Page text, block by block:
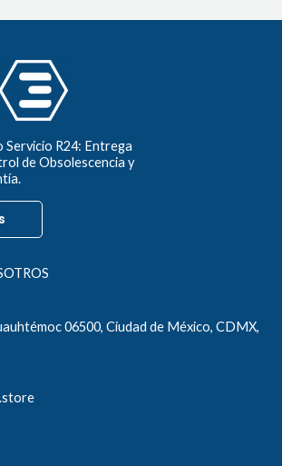
R24: Entrega
de Obsolescencia y
06500, Ciudad de México, CDMX,